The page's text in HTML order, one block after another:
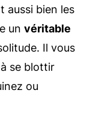
aussi bien les
un véritable
Il vous
se blottir
ou